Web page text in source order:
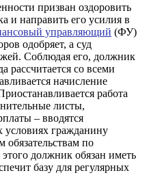
призван оздоровить
и направить его усилия в
управляющий (ФУ)
одобряет, а суд
Соблюдая его, должник
рассчитается со всеми
начисление
работа
листы,
– вводятся
гражданину
обязательствам по
должник обязан иметь
базу для регулярных